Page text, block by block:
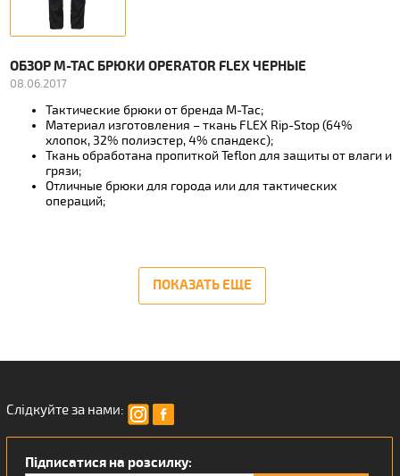
ОБЗОР M-TAC БРЮКИ OPERATOR FLEX ЧЕРНЫЕ
08.06.2017
Тактические брюки от бренда М-Тас;
Материал изготовления – ткань FLEX Rip-Stop (64%
хлопок, 32% полиэстер, 4% спандекс);
Ткань обработана пропиткой Teflon для защиты от влаги и
грязи;
Отличные брюки для города или для тактических
операций;
ПОКАЗАТЬ ЕЩЕ
Слідкуйте за нами:
Підписатися на розсилку: